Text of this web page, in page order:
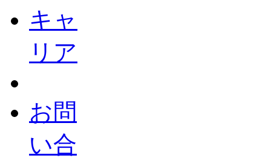
キャ
リア
お問
い合